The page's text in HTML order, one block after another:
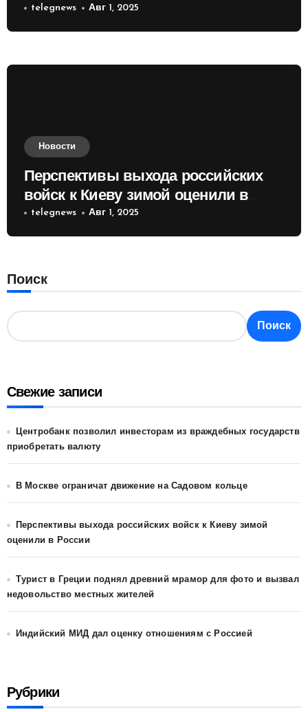
telegnews Авг 1, 2025
Новости
Перспективы выхода российских
войск к Киеву зимой оценили в
России
telegnews Авг 1, 2025
Поиск
Поиск
Свежие записи
Центробанк позволил инвесторам из враждебных государств
приобретать валюту
В Москве ограничат движение на Садовом кольце
Перспективы выхода российских войск к Киеву зимой
оценили в России
Турист в Греции поднял древний мрамор для фото и вызвал
недовольство местных жителей
Индийский МИД дал оценку отношениям с Россией
Рубрики